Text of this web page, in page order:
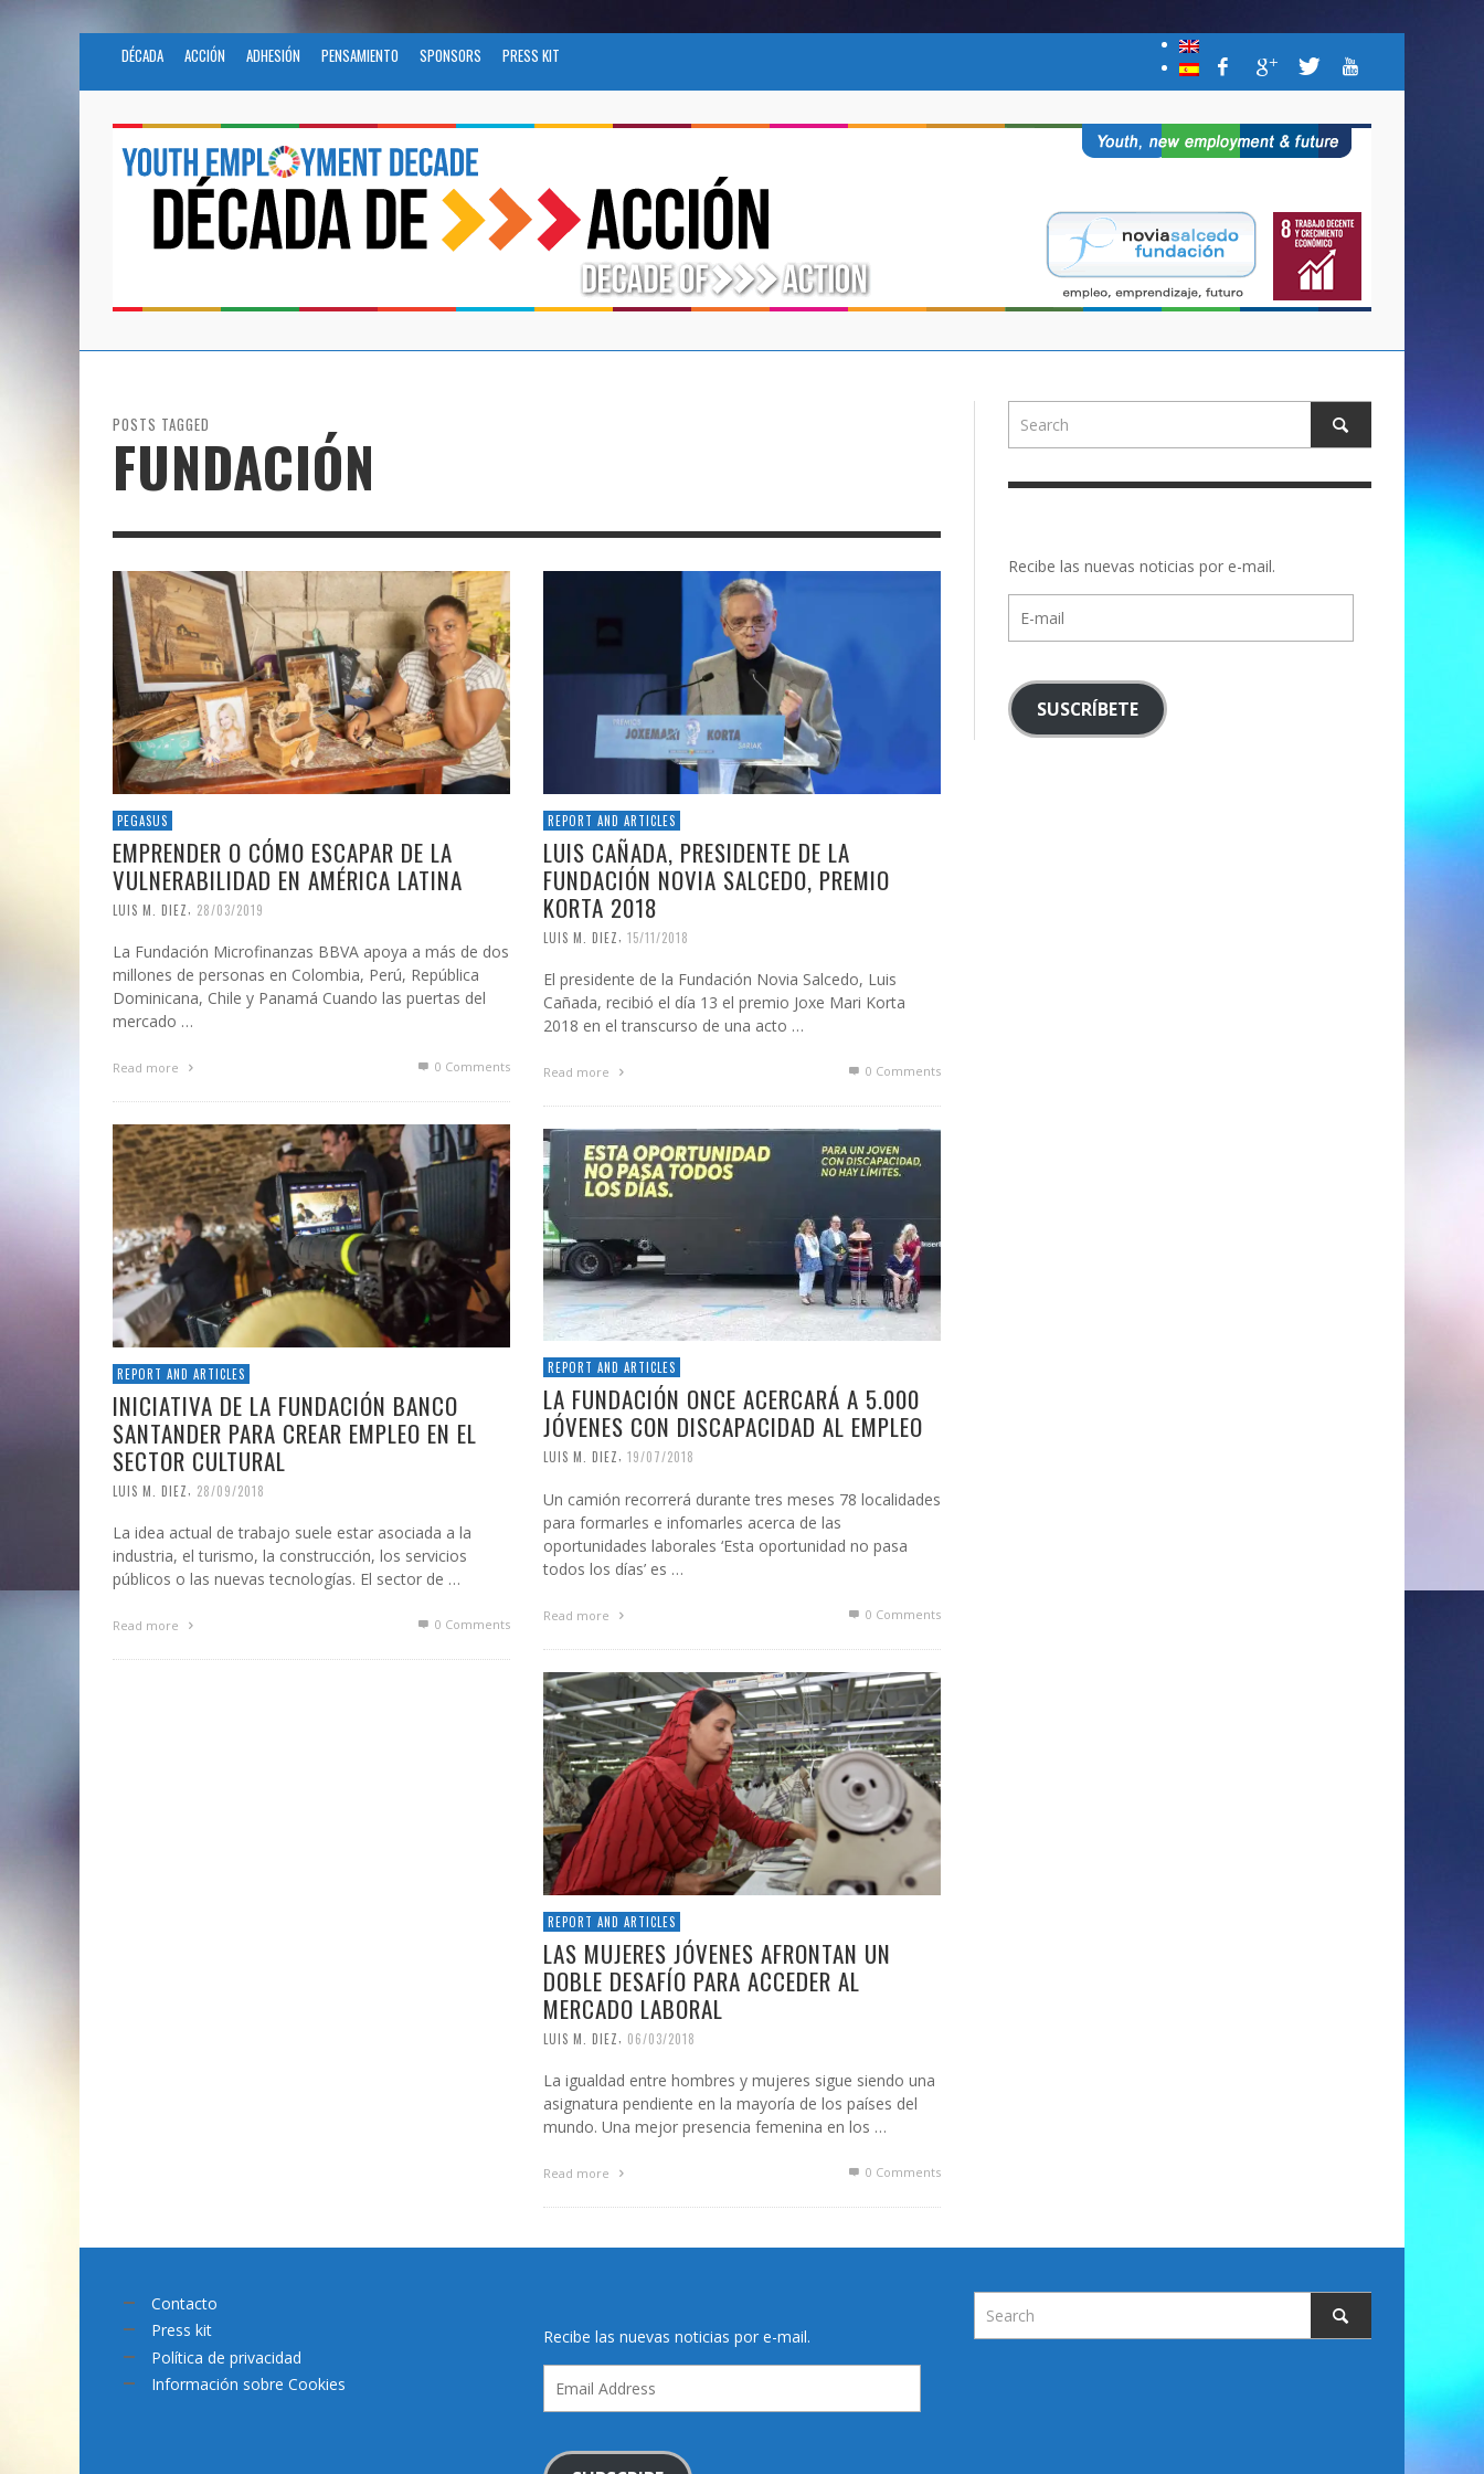
DÉCADA ACCIÓN ADHESIÓN PENSAMIENTO SPONSORS PRESS KIT
POSTS TAGGED
FUNDACIÓN
PEGASUS
EMPRENDER O CÓMO ESCAPAR DE LA
VULNERABILIDAD EN AMÉRICA LATINA
LUIS M. DIEZ 28/03/2019
La Fundación Microfinanzas BBVA apoya a más de dos
millones de personas en Colombia, Perú, República
Dominicana, Chile y Panamá Cuando las puertas del
mercado …
Read more 0 Comments
REPORT AND ARTICLES
LUIS CAÑADA, PRESIDENTE DE LA
FUNDACIÓN NOVIA SALCEDO, PREMIO
KORTA 2018
LUIS M. DIEZ 15/11/2018
El presidente de la Fundación Novia Salcedo, Luis
Cañada, recibió el día 13 el premio Joxe Mari Korta
2018 en el transcurso de una acto …
Read more 0 Comments
REPORT AND ARTICLES
INICIATIVA DE LA FUNDACIÓN BANCO
SANTANDER PARA CREAR EMPLEO EN EL
SECTOR CULTURAL
LUIS M. DIEZ 28/09/2018
La idea actual de trabajo suele estar asociada a la
industria, el turismo, la construcción, los servicios
públicos o las nuevas tecnologías. El sector de …
Read more 0 Comments
REPORT AND ARTICLES
LA FUNDACIÓN ONCE ACERCARÁ A 5.000
JÓVENES CON DISCAPACIDAD AL EMPLEO
LUIS M. DIEZ 19/07/2018
Un camión recorrerá durante tres meses 78 localidades
para formarles e infomarles acerca de las
oportunidades laborales ‘Esta oportunidad no pasa
todos los días’ es …
Read more 0 Comments
REPORT AND ARTICLES
LAS MUJERES JÓVENES AFRONTAN UN
DOBLE DESAFÍO PARA ACCEDER AL
MERCADO LABORAL
LUIS M. DIEZ 06/03/2018
La igualdad entre hombres y mujeres sigue siendo una
asignatura pendiente en la mayoría de los países del
mundo. Una mejor presencia femenina en los …
Read more 0 Comments
Recibe las nuevas noticias por e-mail.
mail
SUSCRÍBETE
Contacto
Press kit
Política de privacidad
Información sobre Cookies
Recibe las nuevas noticias por e-mail.
Address